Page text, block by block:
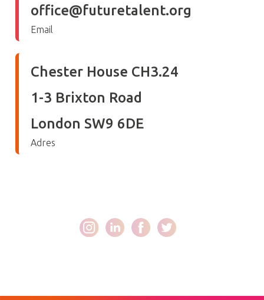
office@futuretalent.org
Email
Chester House CH3.24
1-3 Brixton Road
London SW9 6DE
Adres